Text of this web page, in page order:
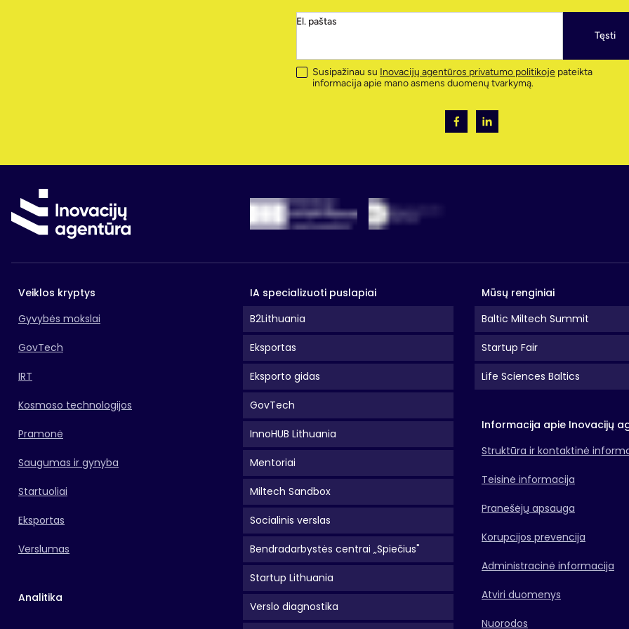
El. paštas
Tęsti
Susipažinau su Inovacijų agentūros privatumo politikoje pateikta
informacija apie mano asmens duomenų tvarkymą.
Veiklos kryptys
Gyvybės mokslai
GovTech
IRT
Kosmoso technologijos
Pramonė
Saugumas ir gynyba
Startuoliai
Eksportas
Verslumas
Analitika
IA specializuoti puslapiai
B2Lithuania
Eksportas
Eksporto gidas
GovTech
InnoHUB Lithuania
Mentoriai
Miltech Sandbox
Socialinis verslas
Bendradarbystės centrai „Spiečius"
Startup Lithuania
Verslo diagnostika
Mūsų renginiai
Baltic Miltech Summit
Startup Fair
Life Sciences Baltics
Informacija apie Inovacijų
Struktūra ir kontaktinė
Teisinė informacija
Pranešėjų apsauga
Korupcijos prevencija
Administracinė informacija
Atviri duomenys
Nuorodos